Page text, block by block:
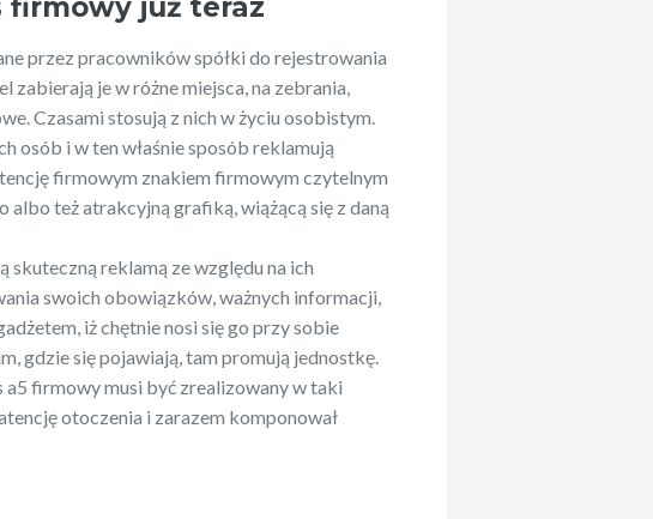
firmowy już teraz
przez pracowników spółki do rejestrowania
zabierają je w różne miejsca, na zebrania,
Czasami stosują z nich w życiu osobistym.
osób i w ten właśnie sposób reklamują
firmowym znakiem firmowym czytelnym
albo też atrakcyjną grafiką, wiążącą się z daną
reklamą ze względu na ich
swoich obowiązków, ważnych informacji,
iż chętnie nosi się go przy sobie
gdzie się pojawiają, tam promują jednostkę.
a5 firmowy musi być zrealizowany w taki
otoczenia i zarazem komponował